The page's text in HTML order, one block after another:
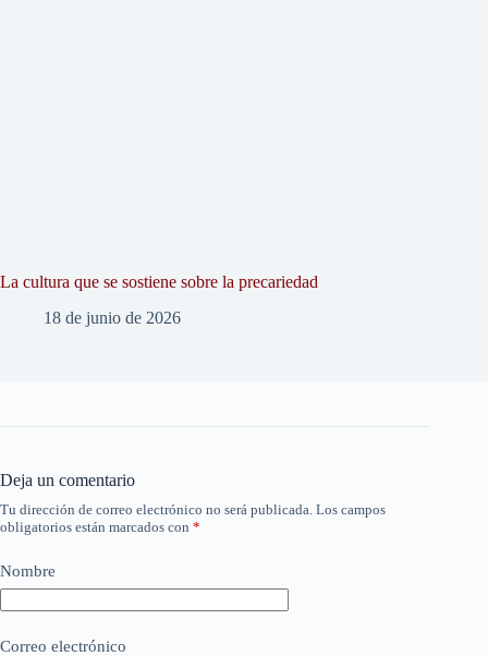
La cultura que se sostiene sobre la precariedad
18 de junio de 2026
Deja un comentario
Tu dirección de correo electrónico no será publicada. Los campos
obligatorios están marcados con *
Nombre
Correo electrónico